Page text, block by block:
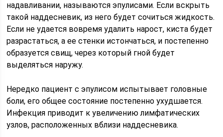
надавливании, называются эпулисами. Если вскрыть
такой наддесневик, из него будет сочиться жидкость.
Если не удается вовремя удалить нарост, киста будет
разрастаться, а ее стенки истончаться, и постепенно
образуется свищ, через который гной будет
выделяться наружу.
Нередко пациент с эпулисом испытывает головные
боли, его общее состояние постепенно ухудшается.
Инфекция приводит к увеличению лимфатических
узлов, расположенных вблизи наддесневика.